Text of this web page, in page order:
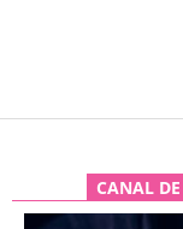
CANAL